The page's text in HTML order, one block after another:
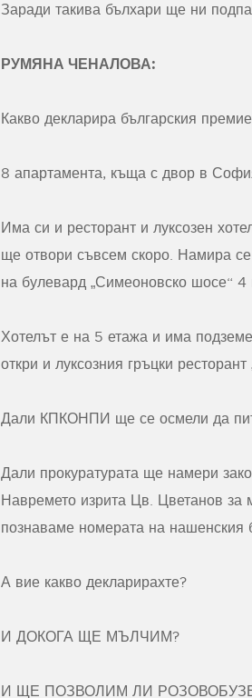
Заради такива бълхари ще ни
РУМЯНА ЧЕНАЛОВА:
Какво декларира българския
8 апартамента, къща с двор в
Има си и ресторант и луксозен
ще отвори съвсем скоро. Намира
на булевард „Симеоновско шосе“
Хотелът е на 5 етажа и има
откри и луксозния гръцки
Дали КПКОНПИ ще се осмели да
Дали прокуратурата ще намери
Навремето изрита Цв. Цветанов за
познаваме номерата на нашенския
А вие какво декларирахте?
И ДОКОГА ЩЕ МЪЛЧИМ?
И ЩЕ ПОЗВОЛИМ ЛИ